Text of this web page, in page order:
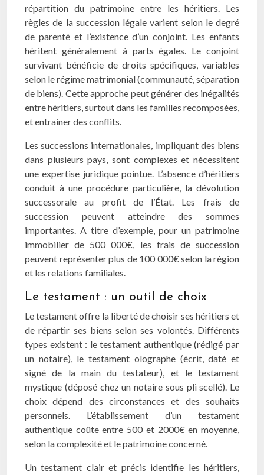
répartition du patrimoine entre les héritiers. Les
règles de la succession légale varient selon le degré
de parenté et l’existence d’un conjoint. Les enfants
héritent généralement à parts égales. Le conjoint
survivant bénéficie de droits spécifiques, variables
selon le régime matrimonial (communauté, séparation
de biens). Cette approche peut générer des inégalités
entre héritiers, surtout dans les familles recomposées,
et entrainer des conflits.
Les successions internationales, impliquant des biens
dans plusieurs pays, sont complexes et nécessitent
une expertise juridique pointue. L’absence d’héritiers
conduit à une procédure particulière, la dévolution
successorale au profit de l’État. Les frais de
succession peuvent atteindre des sommes
importantes. A titre d’exemple, pour un patrimoine
immobilier de 500 000€, les frais de succession
peuvent représenter plus de 100 000€ selon la région
et les relations familiales.
Le testament : un outil de choix
Le testament offre la liberté de choisir ses héritiers et
de répartir ses biens selon ses volontés. Différents
types existent : le testament authentique (rédigé par
un notaire), le testament olographe (écrit, daté et
signé de la main du testateur), et le testament
mystique (déposé chez un notaire sous pli scellé). Le
choix dépend des circonstances et des souhaits
personnels. L’établissement d’un testament
authentique coûte entre 500 et 2000€ en moyenne,
selon la complexité et le patrimoine concerné.
Un testament clair et précis identifie les héritiers,